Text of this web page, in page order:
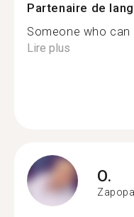
Partenaire de
Someone who
Lire plus
O.